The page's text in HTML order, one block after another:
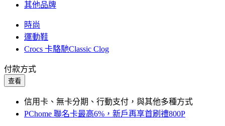
其他品牌
時尚
運動鞋
Crocs 卡駱馳Classic Clog
付款方式
查看
信用卡、無卡分期、行動支付，與其他多種方式
PChome 聯名卡最高6%，新戶再享首刷禮800P